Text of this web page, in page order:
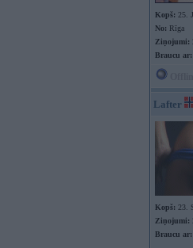
Kopš: 25.
No: Rīga
Ziņojumi:
Braucu ar:
Lafter
Kopš: 23.
Ziņojumi:
Braucu ar: